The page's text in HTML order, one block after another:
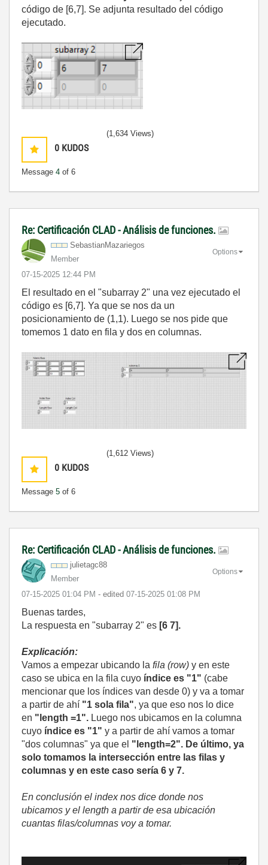
código de [6,7]. Se adjunta resultado del código
ejecutado.
0 KUDOS
Message 4 of 6
(1,634 Views)
Re: Certificación CLAD - Análisis de funciones.
SebastianMazariegos
Member
‎07-15-2025 12:44 PM
Options
El resultado en el "subarray 2" una vez ejecutado el
código es [6,7]. Ya que se nos da un
posicionamiento de (1,1). Luego se nos pide que
tomemos 1 dato en fila y dos en columnas.
0 KUDOS
Message 5 of 6
(1,612 Views)
Re: Certificación CLAD - Análisis de funciones.
julietagc88
Member
‎07-15-2025 01:04 PM - edited ‎07-15-2025 01:08 PM
Options
Buenas tardes,
La respuesta en "subarray 2" es [6 7].
Explicación:
Vamos a empezar ubicando la fila (row) y en este
caso se ubica en la fila cuyo índice es "1" (cabe
mencionar que los índices van desde 0) y va a tomar
a partir de ahí "1 sola fila", ya que eso nos lo dice
en "length =1". Luego nos ubicamos en la columna
cuyo índice es "1" y a partir de ahí vamos a tomar
"dos columnas" ya que el "length=2". De último, ya
solo tomamos la intersección entre las filas y
columnas y en este caso sería 6 y 7.
En conclusión el index nos dice donde nos
ubicamos y el length a partir de esa ubicación
cuantas filas/columnas voy a tomar.